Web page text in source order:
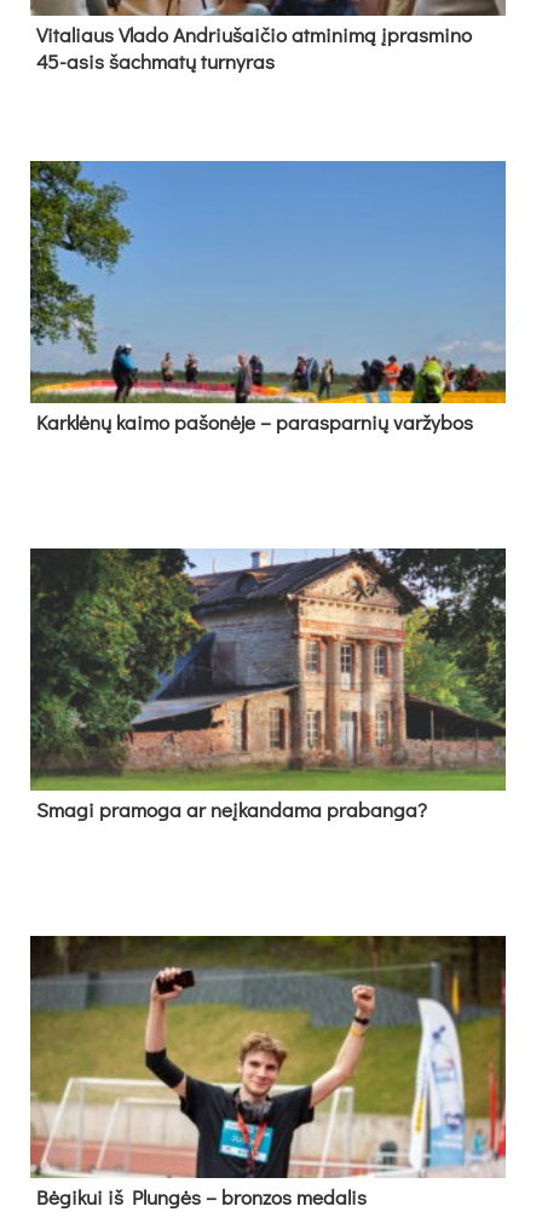
Vi­ta­liaus Vla­do And­riu­šai­čio at­mi­ni­mą įpras­mi­no
45-asis šach­ma­tų tur­ny­ras
Kark­lė­nų kai­mo pa­šo­nė­je – pa­ras­par­nių var­žy­bos
Sma­gi pra­mo­ga ar neį­kan­da­ma pra­ban­ga?
Bė­gi­kui iš Plun­gės – bron­zos me­da­lis